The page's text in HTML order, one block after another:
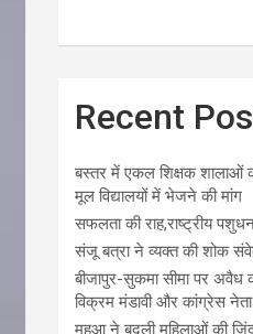
Recent
बस्तर में एकल शिक्षक शालाओं
मूल विद्यालयों में भेजने की मांग
सफलता की राह,राष्ट्रीय
संजू बत्रा ने व्यक्त की शोक
बीजापुर-सुकमा सीमा पर
विक्रम मंडावी और कांग्रेस
महुआ ने बदली महिलाओं की